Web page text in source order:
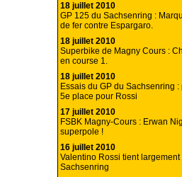
18 juillet 2010
GP 125 du Sachsenring :
de fer contre Espargaro.
18 juillet 2010
Superbike de Magny Cours :
en course 1.
18 juillet 2010
Essais du GP du Sachsenring
5e place pour Rossi
17 juillet 2010
FSBK Magny-Cours : Erwan
superpole !
16 juillet 2010
Valentino Rossi tient
Sachsenring